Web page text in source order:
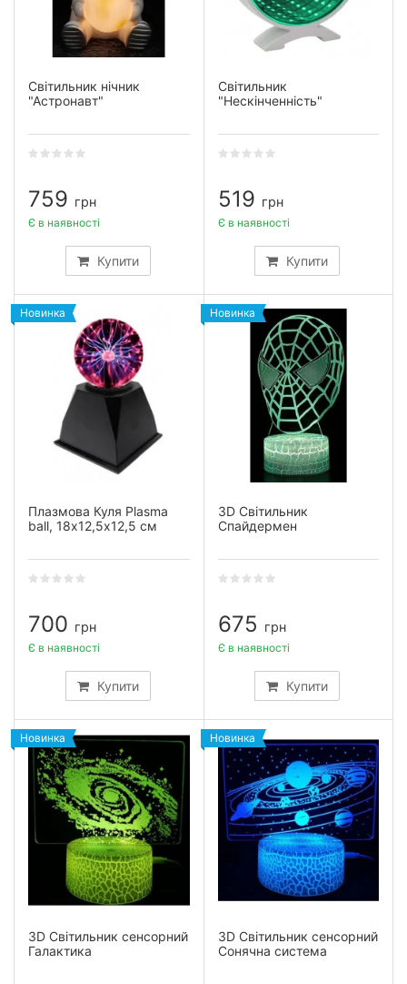
Світильник нічник
"Астронавт"
759 грн
Купити
Є в наявності
Світильник
"Нескінченність"
519 грн
Купити
Є в наявності
Новинка
Плазмова Куля Plasma
ball, 18х12,5х12,5 см
700 грн
Купити
Є в наявності
Новинка
3D Світильник
Спайдермен
675 грн
Купити
Є в наявності
Новинка
3D Світильник сенсорний
Галактика
Новинка
3D Світильник сенсорний
Сонячна система